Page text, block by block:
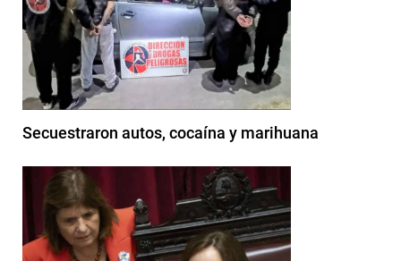
Secuestraron autos, cocaína y marihuana